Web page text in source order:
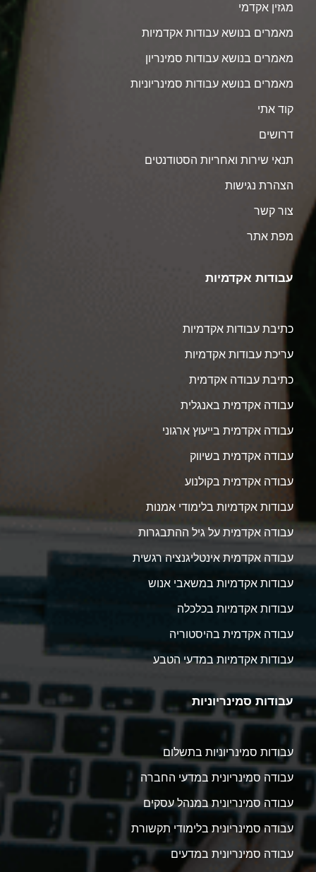
מגזין אקדמי
מאמרים בנושא עבודות אקדמיות
מאמרים בנושא עבודות סמינריון
מאמרים בנושא עבודות סמינריוניות
קוד אתי
דרושים
תנאי שירות ואחריות הסטודנטים
הצהרת נגישות
צור קשר
מפת אתר
עבודות אקדמיות
כתיבת עבודות אקדמיות
עריכת עבודות אקדמיות
כתיבת עבודה אקדמית
עבודה אקדמית באנגלית
עבודה אקדמית בייעוץ ארגוני
עבודה אקדמית בשיווק
עבודה אקדמית בקולנוע
עבודות אקדמיות בלימודי אמנות
עבודה אקדמית על גיל ההתבגרות
עבודה אקדמית אינטליגנציה רגשית
עבודות אקדמיות במשאבי אנוש
עבודות אקדמיות בכלכלה
עבודה אקדמית בהיסטוריה
עבודות אקדמיות במדעי הטבע
עבודות סמינריוניות
עבודות סמינריוניות בתשלום
עבודה סמינריונית במדעי החברה
עבודה סמינריונית במנהל עסקים
עבודה סמינריונית בלימודי תקשורת
עבודה סמינריונית במדעים